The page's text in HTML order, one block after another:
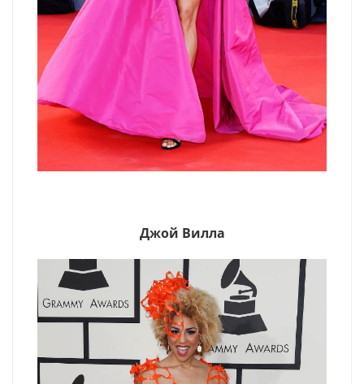
Джой Вилла